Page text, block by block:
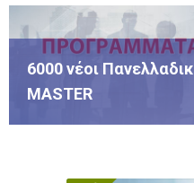
6000 νέοι
MASTER